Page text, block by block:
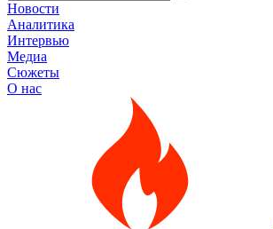
Новости
Аналитика
Интервью
Медиа
Сюжеты
О нас